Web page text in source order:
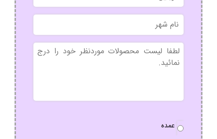
نام
شهر
بدون
عنوان
سفارش
عمده